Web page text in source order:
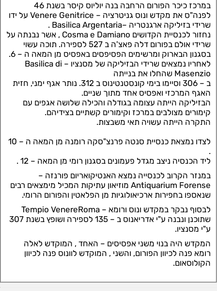
במרכז כיכר הפורום הרחבה בנה יוליוס קיסר בשנת 46
לפנה"ס את מקדש ונוס גניטרציה – Venere Genitrice על ידו
שרידי בזיליקה ארגנטריה –Basilica Argentaria .
נחזור לכנסיית הקדושים Cosma e Damiano , אשר נבנתה על
שרידי אולם בפורום דלה פאצ'ה ב 527 לספירה. תוכה עשוי
בסגנון הבארוק ומרשימים הפסיפסים באפסיס מן המאה ה – 6.
לאחריו נמצאים שרידי הבזיליקה של מסנציו – Basilica di
Masenzio שהחלו את בנייתה
ב – 306 וסיימו בימי קונסטנטינוס ב 312. נותר אגף ימני, חזית
האגף המרכזי ואפסיס אחד מתוך שניים.
הבזיליקה הייתה עצומה בגודלה והכילה שלושה אגפים עם
קימורים מצולבים במרכז וקימורים קשתיים בצידיהם.
התקרה הייתה עשויה תאי משבצות.
לצדו נמצאת כנסיית סנטה פרנצ"סקה רומנה מן המאה ה – 10
.
ליד הכנסיה ניצב מגדל פעמונים בסגנון רומי מן המאה – 12 .
במנזר הקרוב לכנסייה נמצא האנטיקואריום פורנזה –
Antiquarium Forense מוזיאון עתיקות המכיל מימצאים רבים
שנאספו בחפירות ארכיאולוגיות מן הפלאטין והפורום הרומי.
לבסוף נבקר במקדש ונוס ורומא – Tempio VenereRoma
שתוכנן ונבנה ע"י אדריאנוס ב – 135 לספירה ושופץ בשנת 307
ע"י מסנציו.
המקדש היה בנוי משני אפסיסים – האחד , המוקדש לאלה
רומא פנה לכיוון הפורום, והשני , המוקדש לוונוס פנה לכיוון
הקולוסאום.